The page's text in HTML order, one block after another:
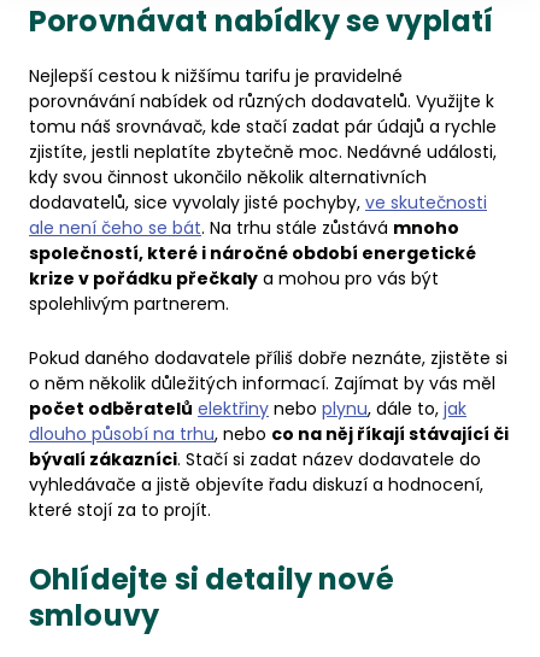
Porovnávat nabídky se vyplatí
Nejlepší cestou k nižšímu tarifu je pravidelné
porovnávání nabídek od různých dodavatelů. Využijte k
tomu náš srovnávač, kde stačí zadat pár údajů a rychle
zjistíte, jestli neplatíte zbytečně moc. Nedávné události,
kdy svou činnost ukončilo několik alternativních
dodavatelů, sice vyvolaly jisté pochyby, ve skutečnosti
ale není čeho se bát. Na trhu stále zůstává mnoho
společností, které i náročné období energetické
krize v pořádku přečkaly a mohou pro vás být
spolehlivým partnerem.
Pokud daného dodavatele příliš dobře neznáte, zjistěte si
o něm několik důležitých informací. Zajímat by vás měl
počet odběratelů elektřiny nebo plynu, dále to, jak
dlouho působí na trhu, nebo co na něj říkají stávající či
bývalí zákazníci. Stačí si zadat název dodavatele do
vyhledávače a jistě objevíte řadu diskuzí a hodnocení,
které stojí za to projít.
Ohlídejte si detaily nové
smlouvy